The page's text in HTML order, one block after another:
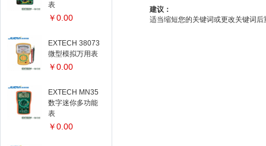
表
￥0.00
EXTECH 38073
微型模拟万用表
￥0.00
EXTECH MN35
数字迷你多功能
表
￥0.00
建议：
适当缩短您的关键词或更改关键词后